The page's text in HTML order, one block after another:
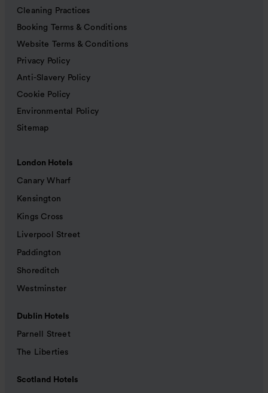
Cleaning Practices
Booking Terms & Conditions
Website Terms & Conditions
Privacy Policy
Anti-Slavery Policy
Cookie Policy
Environmental Policy
Sitemap
London Hotels
Canary Wharf
Kensington
Kings Cross
Liverpool Street
Paddington
Shoreditch
Westminster
Dublin Hotels
Parnell Street
The Liberties
Scotland Hotels